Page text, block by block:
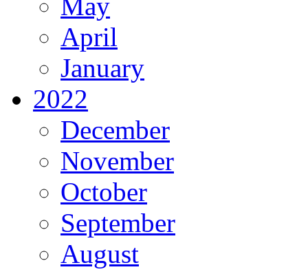
April
January
2022
December
November
October
September
August